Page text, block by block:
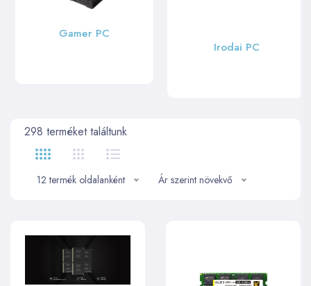
Gamer PC
298 terméket találtunk
12 termék oldalanként Ár szerint növekvő